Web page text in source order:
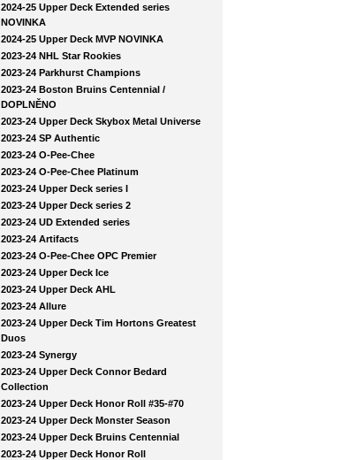
2024-25 Upper Deck Extended series
NOVINKA
2024-25 Upper Deck MVP NOVINKA
2023-24 NHL Star Rookies
2023-24 Parkhurst Champions
2023-24 Boston Bruins Centennial /
DOPLNĚNO
2023-24 Upper Deck Skybox Metal Universe
2023-24 SP Authentic
2023-24 O-Pee-Chee
2023-24 O-Pee-Chee Platinum
2023-24 Upper Deck series I
2023-24 Upper Deck series 2
2023-24 UD Extended series
2023-24 Artifacts
2023-24 O-Pee-Chee OPC Premier
2023-24 Upper Deck Ice
2023-24 Upper Deck AHL
2023-24 Allure
2023-24 Upper Deck Tim Hortons Greatest
Duos
2023-24 Synergy
2023-24 Upper Deck Connor Bedard
Collection
2023-24 Upper Deck Honor Roll #35-#70
2023-24 Upper Deck Monster Season
2023-24 Upper Deck Bruins Centennial
2023-24 Upper Deck Honor Roll